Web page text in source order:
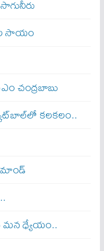
సాయం
చంద్రబాబు
కలకలం..
మన ధ్యేయం..